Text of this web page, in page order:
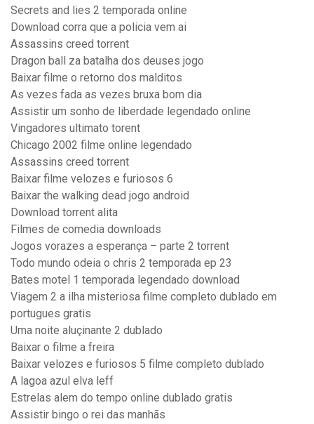
Secrets and lies 2 temporada online
Download corra que a policia vem ai
Assassins creed torrent
Dragon ball za batalha dos deuses jogo
Baixar filme o retorno dos malditos
As vezes fada as vezes bruxa bom dia
Assistir um sonho de liberdade legendado online
Vingadores ultimato torent
Chicago 2002 filme online legendado
Assassins creed torrent
Baixar filme velozes e furiosos 6
Baixar the walking dead jogo android
Download torrent alita
Filmes de comedia downloads
Jogos vorazes a esperança – parte 2 torrent
Todo mundo odeia o chris 2 temporada ep 23
Bates motel 1 temporada legendado download
Viagem 2 a ilha misteriosa filme completo dublado em
portugues gratis
Uma noite aluçinante 2 dublado
Baixar o filme a freira
Baixar velozes e furiosos 5 filme completo dublado
A lagoa azul elva leff
Estrelas alem do tempo online dublado gratis
Assistir bingo o rei das manhãs